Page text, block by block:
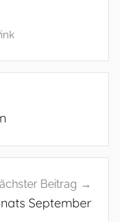
Beitrag
September